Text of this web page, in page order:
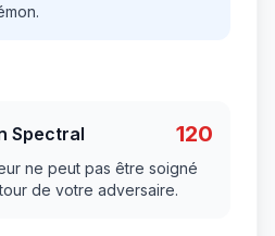
Spectral 120
ne peut pas être soigné
de votre adversaire.